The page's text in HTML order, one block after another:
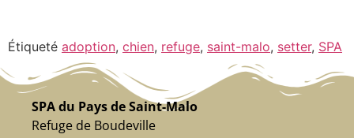
Étiqueté adoption, chien, refuge, saint-malo, setter, SPA
SPA du Pays de Saint-Malo
Refuge de Boudeville